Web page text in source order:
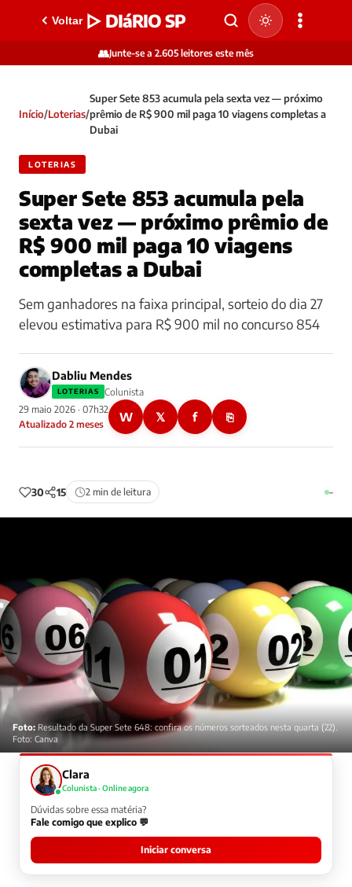
Voltar ▷ DIáRIO SP
👥Junte-se a 2.605 leitores este mês
Início/Loterias/
Super Sete 853 acumula pela sexta vez — próximo
prêmio de R$ 900 mil paga 10 viagens completas a
Dubai
LOTERIAS
Super Sete 853 acumula pela
sexta vez — próximo prêmio de
R$ 900 mil paga 10 viagens
completas a Dubai
Sem ganhadores na faixa principal, sorteio do dia 27
elevou estimativa para R$ 900 mil no concurso 854
Dabliu Mendes
LOTERIAS
Colunista
29 maio 2026 · 07h32
Atualizado 2 meses
W 𝕏 f ⎘
30 15 2 min de leitura –
Foto: Resultado da Super Sete 648: confira os números sorteados nesta quarta (22).
Foto: Canva
Clara
Colunista · Online agora
Dúvidas sobre essa matéria?
Fale comigo que explico 💬
Iniciar conversa